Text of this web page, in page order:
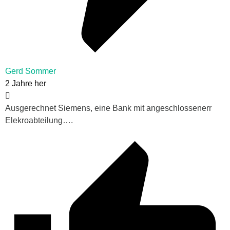
Gerd Sommer
2 Jahre her
Ausgerechnet Siemens, eine Bank mit angeschlossenerr
Elekroabteilung….